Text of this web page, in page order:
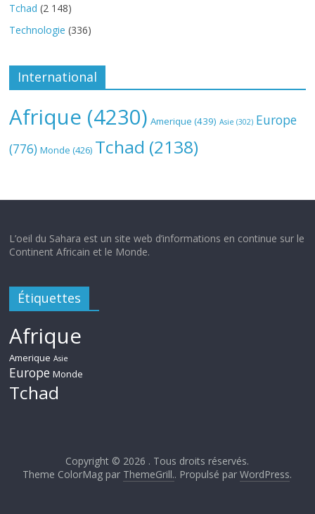
Tchad (2 148)
Technologie (336)
International
Afrique (4230) Amerique (439) Asie (302) Europe
(776) Monde (426) Tchad (2138)
L’oeil du Sahara est un site web d’informations en continue sur le
Continent Africain et le Monde.
Étiquettes
Afrique
Amerique Asie
Europe Monde
Tchad
Copyright © 2026 . Tous droits réservés.
Theme ColorMag par ThemeGrill.. Propulsé parWordPress.